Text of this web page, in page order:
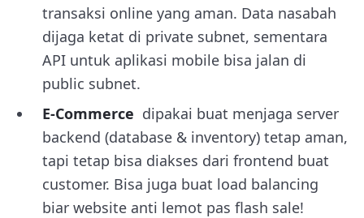
transaksi online yang aman. Data nasabah
dijaga ketat di private subnet, sementara
API untuk aplikasi mobile bisa jalan di
public subnet.
E-Commerce dipakai buat menjaga server
backend (database & inventory) tetap aman,
tapi tetap bisa diakses dari frontend buat
customer. Bisa juga buat load balancing
biar website anti lemot pas flash sale!